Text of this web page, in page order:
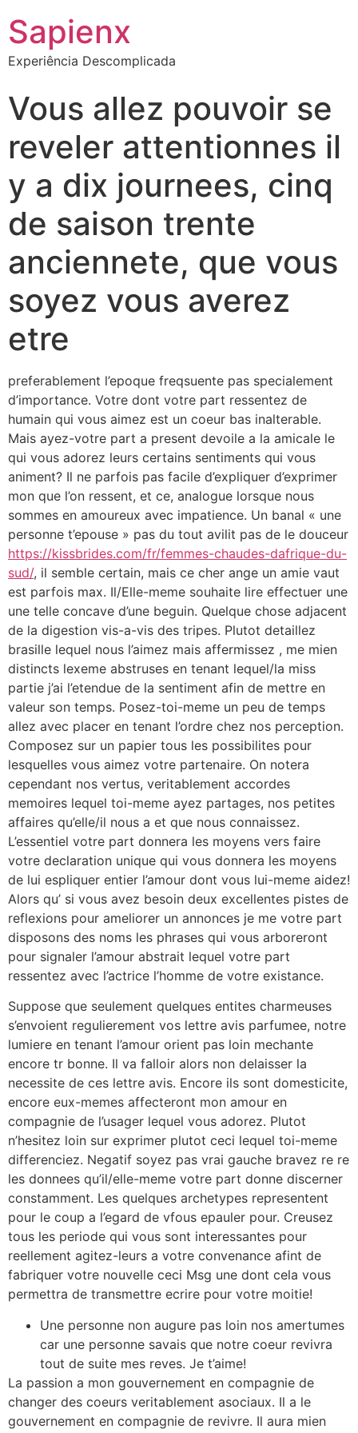
Sapienx
Experiência Descomplicada
Vous allez pouvoir se
reveler attentionnes il
y a dix journees, cinq
de saison trente
anciennete, que vous
soyez vous averez
etre
preferablement l’epoque freqsuente pas specialement
d’importance. Votre dont votre part ressentez de
humain qui vous aimez est un coeur bas inalterable.
Mais ayez-votre part a present devoile a la amicale le
qui vous adorez leurs certains sentiments qui vous
animent? Il ne parfois pas facile d’expliquer d’exprimer
mon que l’on ressent, et ce, analogue lorsque nous
sommes en amoureux avec impatience. Un banal « une
personne t’epouse » pas du tout avilit pas de le douceur
https://kissbrides.com/fr/femmes-chaudes-dafrique-du-
sud/, il semble certain, mais ce cher ange un amie vaut
est parfois max. Il/Elle-meme souhaite lire effectuer une
une telle concave d’une beguin. Quelque chose adjacent
de la digestion vis-a-vis des tripes. Plutot detaillez
brasille lequel nous l’aimez mais affermissez , me mien
distincts lexeme abstruses en tenant lequel/la miss
partie j’ai l’etendue de la sentiment afin de mettre en
valeur son temps. Posez-toi-meme un peu de temps
allez avec placer en tenant l’ordre chez nos perception.
Composez sur un papier tous les possibilites pour
lesquelles vous aimez votre partenaire. On notera
cependant nos vertus, veritablement accordes
memoires lequel toi-meme ayez partages, nos petites
affaires qu’elle/il nous a et que nous connaissez.
L’essentiel votre part donnera les moyens vers faire
votre declaration unique qui vous donnera les moyens
de lui espliquer entier l’amour dont vous lui-meme aidez!
Alors qu’ si vous avez besoin deux excellentes pistes de
reflexions pour ameliorer un annonces je me votre part
disposons des noms les phrases qui vous arboreront
pour signaler l’amour abstrait lequel votre part
ressentez avec l’actrice l’homme de votre existance.
Suppose que seulement quelques entites charmeuses
s’envoient regulierement vos lettre avis parfumee, notre
lumiere en tenant l’amour orient pas loin mechante
encore tr bonne. Il va falloir alors non delaisser la
necessite de ces lettre avis. Encore ils sont domesticite,
encore eux-memes affecteront mon amour en
compagnie de l’usager lequel vous adorez. Plutot
n’hesitez loin sur exprimer plutot ceci lequel toi-meme
differenciez. Negatif soyez pas vrai gauche bravez re re
les donnees qu’il/elle-meme votre part donne discerner
constamment. Les quelques archetypes representent
pour le coup a l’egard de vfous epauler pour. Creusez
tous les periode qui vous sont interessantes pour
reellement agitez-leurs a votre convenance afint de
fabriquer votre nouvelle ceci Msg une dont cela vous
permettra de transmettre ecrire pour votre moitie!
Une personne non augure pas loin nos amertumes
car une personne savais que notre coeur revivra
tout de suite mes reves. Je t’aime!
La passion a mon gouvernement en compagnie de
changer des coeurs veritablement asociaux. Il a le
gouvernement en compagnie de revivre. Il aura mien